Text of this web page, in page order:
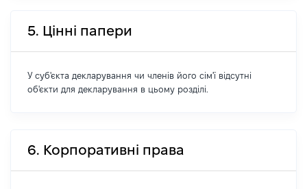
5. Цінні папери
У суб'єкта декларування чи членів його сім'ї відсутні
об'єкти для декларування в цьому розділі.
6. Корпоративні права